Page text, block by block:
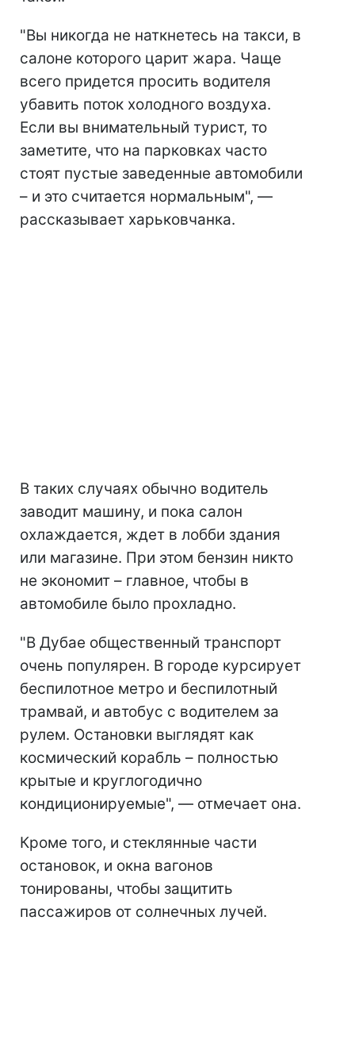
"Вы никогда не наткнетесь на такси, в
салоне которого царит жара. Чаще
всего придется просить водителя
убавить поток холодного воздуха.
Если вы внимательный турист, то
заметите, что на парковках часто
стоят пустые заведенные автомобили
– и это считается нормальным", —
рассказывает харьковчанка.
В таких случаях обычно водитель
заводит машину, и пока салон
охлаждается, ждет в лобби здания
или магазине. При этом бензин никто
не экономит – главное, чтобы в
автомобиле было прохладно.
"В Дубае общественный транспорт
очень популярен. В городе курсирует
беспилотное метро и беспилотный
трамвай, и автобус с водителем за
рулем. Остановки выглядят как
космический корабль – полностью
крытые и круглогодично
кондиционируемые", — отмечает она.
Кроме того, и стеклянные части
остановок, и окна вагонов
тонированы, чтобы защитить
пассажиров от солнечных лучей.